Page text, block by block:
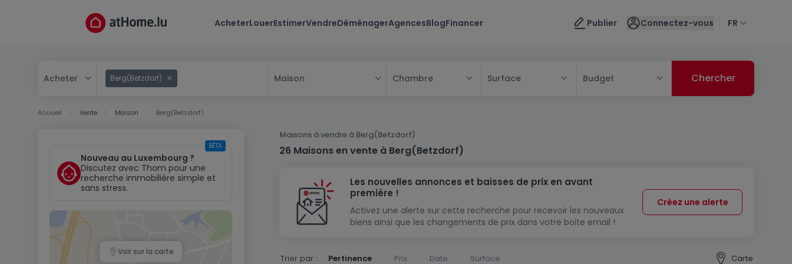
AcheterLouerEstimerVendreDéménagerAgencesBlogFinancer Publier Connectez-vous FR
Acheter Berg(Betzdorf) Maison
Maison
Maison mitoyenne
Maison jumelée
Appartement
Chambre
Studio
Résidence
Lotissement
Maison à construire
Modèle de maison
Immeuble de rapport
Chambre Surface Budget
Accueil Vente Maison Berg(Betzdorf)
Maisons à vendre à Berg(Betzdorf)
26 Maisons en vente à Berg(Betzdorf)
Les nouvelles annonces et baisses de prix en avant
première !
Activez une alerte sur cette recherche pour recevoir les nouveaux
biens ainsi que les changements de prix dans votre boite email !
Créez une alerte
Trier par : Pertinence Prix Date Surface Carte
Nouveau au Luxembourg ?
Discutez avec Thom pour une
recherche immobilière simple et
sans stress.
BÊTA
Voir sur la carte